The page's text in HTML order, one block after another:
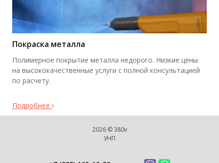
Покраска металла
Полимерное покрытие металла недорого. Низкие цены
на высококачественные услуги с полной консультацией
по расчету.
Подробнее
2026 © 380v
УНП